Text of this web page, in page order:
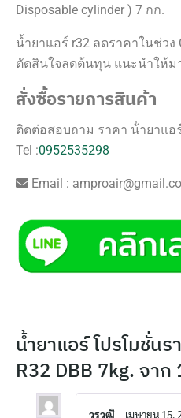
Disposable cylinder ) 7 กก.
น้ำยาแอร์ r32 ลดราคาในช่วง
ตัดสินใจลดต้นทุน แนะนำให้ม
สั่งซื้อรายการสินค้า
ติดต่อสอบถาม ราคา น้ํายาแอ
Tel :0952535298
Email :
น้ำยาแอร์ โปรโมชั่น
R32 DBB 7kg. จาก
วรวุฒิ– เมษายน 15,